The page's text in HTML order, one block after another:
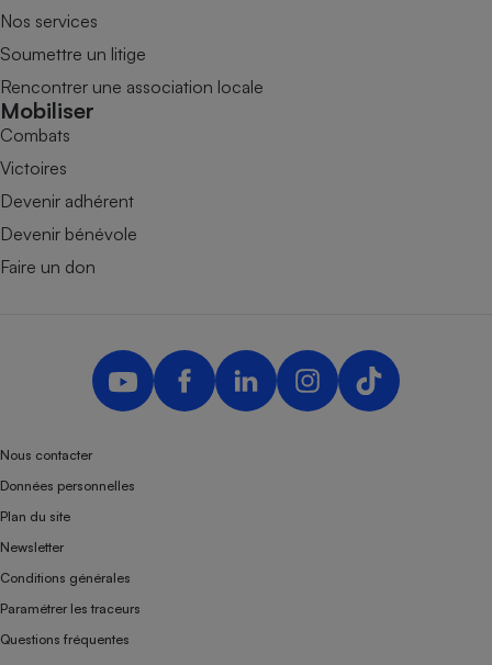
Nos services
Soumettre un litige
Rencontrer une association locale
Mobiliser
Combats
Victoires
Devenir adhérent
Devenir bénévole
Faire un don
Nous contacter
Données personnelles
Plan du site
Newsletter
Conditions générales
Paramétrer les traceurs
Questions fréquentes